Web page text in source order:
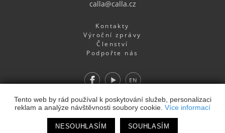
Tento web by rád používal k poskytování služeb, personalizaci
reklam a analýze návštěvnosti soubory cookie. Více informací
NESOUHLASÍM SOUHLASÍM
calla@calla.cz
Kontakty
Výroční zprávy
Členství
Podpořte nás
FacebookYoutube EN
Webdesign& Webhosting&publikační systém Toolkit-
Studio